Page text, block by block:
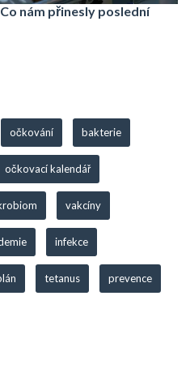
nám přinesly poslední
očkování bakterie
očkovací kalendář
vakcíny
infekce
tetanus prevence